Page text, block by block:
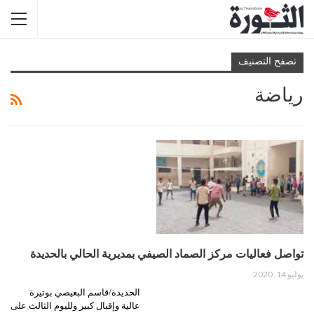
تصفح التصنيف
رياضة
تواصل فعاليات مركز الصماد الصيفي بمديرية الحالي بالحديدة
يوليو 14, 2020
الحديدة/قاسم البعيصي بوتيرة
عالية وإقبال كبير ولليوم الثالث على